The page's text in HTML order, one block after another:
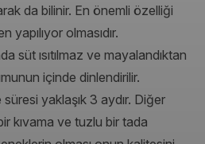
da bilinir. En önemli özelliği
olmasıdır.
süt ısıtılmaz ve mayalandıktan
içinde dinlendirilir.
yaklaşık 3 aydır. Diğer
kıvama ve tuzlu bir tada